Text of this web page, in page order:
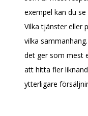
exempel kan du
Vilka tjänster eller
vilka
det ger som mest
att hitta fler
ytterligare